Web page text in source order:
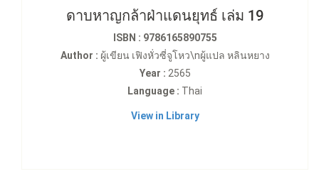
ดาบหาญกล้าฝ่าแดนยุทธ์ เล่ม 19
ISBN : 9786165890755
Author : ผู้เขียน เฟิงหั่วซี่จูโหว\nผู้แปล หลินหยาง
Year : 2565
Language : Thai
View in Library